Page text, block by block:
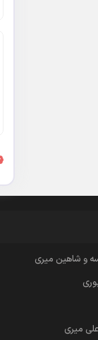
و شاهین میری
میری